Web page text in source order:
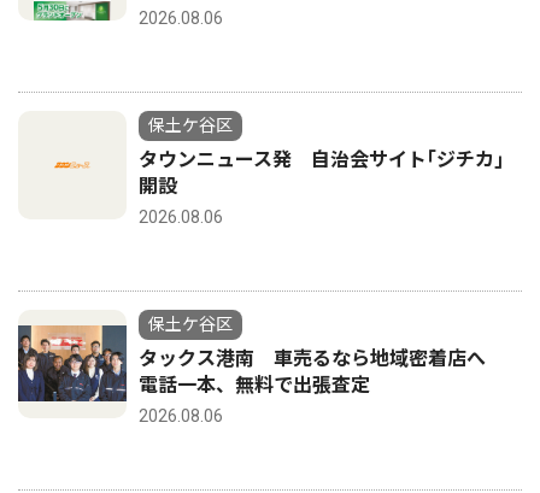
2026.08.06
保土ケ谷区
タウンニュース発 自治会サイト｢ジチカ｣
開設
2026.08.06
保土ケ谷区
タックス港南 車売るなら地域密着店へ
電話一本、無料で出張査定
2026.08.06